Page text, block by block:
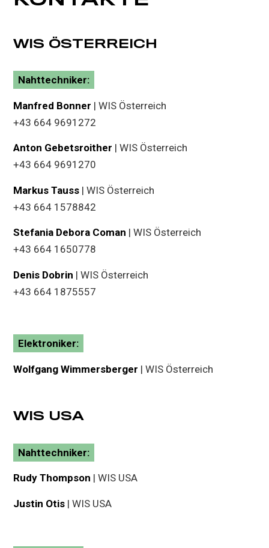
WIS ÖSTERREICH
Nahttechniker:
Manfred Bonner | WIS Österreich
+43 664 9691272
Anton Gebetsroither | WIS Österreich
+43 664 9691270
Markus Tauss | WIS Österreich
+43 664 1578842
Stefania Debora Coman | WIS Österreich
+43 664 1650778
Denis Dobrin | WIS Österreich
+43 664 1875557
Elektroniker:
Wolfgang Wimmersberger | WIS Österreich
WIS USA
Nahttechniker:
Rudy Thompson | WIS USA
Justin Otis | WIS USA